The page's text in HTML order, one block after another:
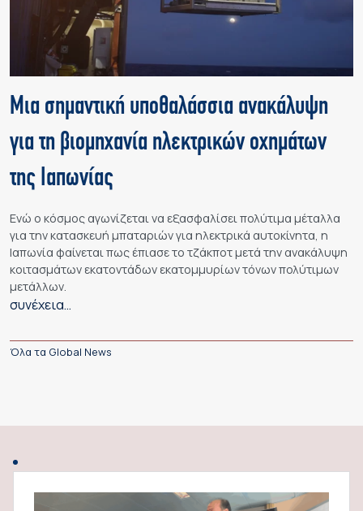
Μια σημαντική υποθαλάσσια ανακάλυψη
για τη βιομηχανία ηλεκτρικών οχημάτων
της Ιαπωνίας
Ενώ ο κόσμος αγωνίζεται να εξασφαλίσει πολύτιμα μέταλλα
για την κατασκευή μπαταριών για ηλεκτρικά αυτοκίνητα, η
Ιαπωνία φαίνεται πως έπιασε το τζάκποτ μετά την ανακάλυψη
κοιτασμάτων εκατοντάδων εκατομμυρίων τόνων πολύτιμων
μετάλλων.
συνέχεια…
Όλα τα Global News